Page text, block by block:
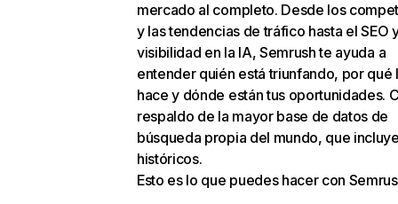
mercado al completo. Desde los
y las tendencias de tráfico hasta el SEO
visibilidad en la IA, Semrush te ayuda a
entender quién está triunfando, por qué
hace y dónde están tus oportunidades.
respaldo de la mayor base de datos de
búsqueda propia del mundo, que
históricos.
Esto es lo que puedes hacer con